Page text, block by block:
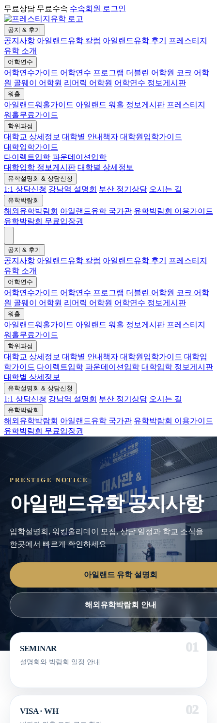
무료상담 무료수속 수속회원 로그인
공지 & 후기
공지사항 아일랜드유학 칼럼 아일랜드유학 후기
프레스티지
유학 소개
어학연수
어학연수가이드 어학연수 프로그램 더블린 어학원 코크 어학
원 골웨이 어학원 리머릭 어학원 어학연수 정보게시판
워홀
아일랜드워홀가이드 아일랜드 워홀 정보게시판 프레스티지
워홀무료가이드
학위과정
대학교 상세정보 대학별 안내책자 대학원입학가이드
대학입학가이드
다이렉트입학 파운데이션입학
대학입학 정보게시판 대학별 상세정보
유학설명회 & 상담신청
1:1 상담신청 강남역 설명회 부산 정기상담 오시는 길
유학박람회
해외유학박람회 아일랜드유학 국가관 유학박람회 이용가이드
유학박람회 무료입장권
공지 & 후기
공지사항 아일랜드유학 칼럼 아일랜드유학 후기
프레스티지
유학 소개
어학연수
어학연수가이드 어학연수 프로그램 더블린 어학원 코크 어학
원 골웨이 어학원 리머릭 어학원 어학연수 정보게시판
워홀
아일랜드워홀가이드 아일랜드 워홀 정보게시판 프레스티지
워홀무료가이드
학위과정
대학교 상세정보 대학별 안내책자 대학원입학가이드 대학입
학가이드 다이렉트입학 파운데이션입학 대학입학 정보게시판
대학별 상세정보
유학설명회 & 상담신청
1:1 상담신청 강남역 설명회 부산 정기상담 오시는 길
유학박람회
해외유학박람회 아일랜드유학 국가관 유학박람회 이용가이드
유학박람회 무료입장권
PRESTIGE NOTICE
아일랜드유학 공지사항
입학설명회, 워킹홀리데이 모집, 상담 일정과 학교 소식을
한곳에서 빠르게 확인하세요
아일랜드 유학 설명회
해외유학박람회 안내
SEMINAR
설명회와 박람회 일정 안내
VISA · WH